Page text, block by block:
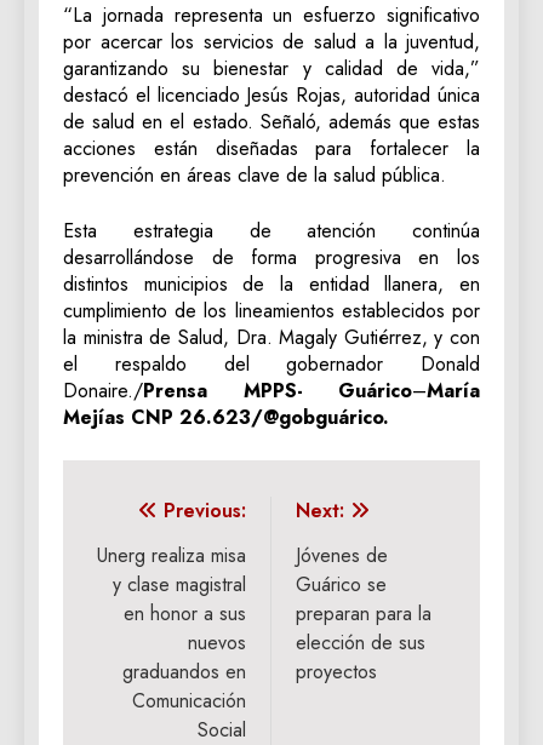
“La jornada representa un esfuerzo significativo
por acercar los servicios de salud a la juventud,
garantizando su bienestar y calidad de vida,”
destacó el licenciado Jesús Rojas, autoridad única
de salud en el estado. Señaló, además que estas
acciones están diseñadas para fortalecer la
prevención en áreas clave de la salud pública.
Esta estrategia de atención continúa
desarrollándose de forma progresiva en los
distintos municipios de la entidad llanera, en
cumplimiento de los lineamientos establecidos por
la ministra de Salud, Dra. Magaly Gutiérrez, y con
el respaldo del gobernador Donald
Donaire./Prensa MPPS- Guárico–María
Mejías CNP 26.623/@gobguárico.
Navegación
de
entradas
Previous:
Unerg realiza misa
y clase magistral
en honor a sus
nuevos
graduandos en
Comunicación
Social
Next:
Jóvenes de
Guárico se
preparan para la
elección de sus
proyectos